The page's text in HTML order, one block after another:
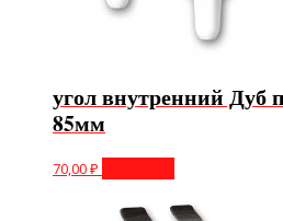
угол внутренний Дуб
85мм
70,00₽